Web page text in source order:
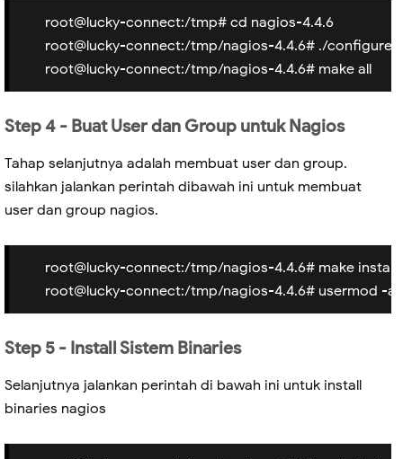
root@lucky-connect:/tmp# cd nagios-4.4.6
root@lucky-connect:/tmp/nagios-4.4.6# ./
root@lucky-connect:/tmp/nagios-4.4.6# make all
Step 4 - Buat User dan Group untuk Nagios
Tahap selanjutnya adalah membuat user dan group.
silahkan jalankan perintah dibawah ini untuk membuat
user dan group nagios.
root@lucky-connect:/tmp/nagios-4.4.6# make
root@lucky-connect:/tmp/nagios-4.4.6# usermod -a
Step 5 - Install Sistem Binaries
Selanjutnya jalankan perintah di bawah ini untuk install
binaries nagios